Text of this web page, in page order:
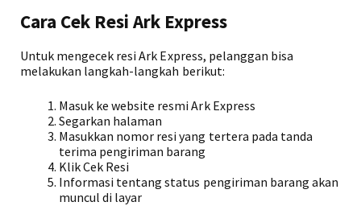
Cara Cek Resi Ark Express
Untuk mengecek resi Ark Express, pelanggan bisa
melakukan langkah-langkah berikut:
Masuk ke website resmi Ark Express
Segarkan halaman
Masukkan nomor resi yang tertera pada tanda
terima pengiriman barang
Klik Cek Resi
Informasi tentang status pengiriman barang akan
muncul di layar